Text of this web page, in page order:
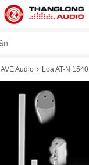
AVE Audio Loa AT-N 1540